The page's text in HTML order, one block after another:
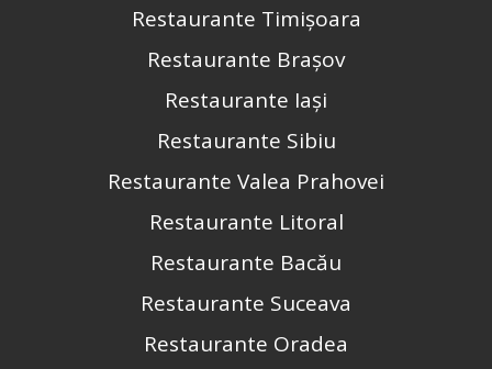
Restaurante Timișoara
Restaurante Brașov
Restaurante Iași
Restaurante Sibiu
Restaurante Valea Prahovei
Restaurante Litoral
Restaurante Bacău
Restaurante Suceava
Restaurante Oradea